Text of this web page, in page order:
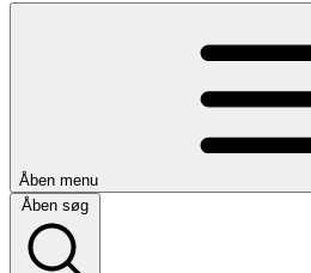
Åben menu
Åben søg